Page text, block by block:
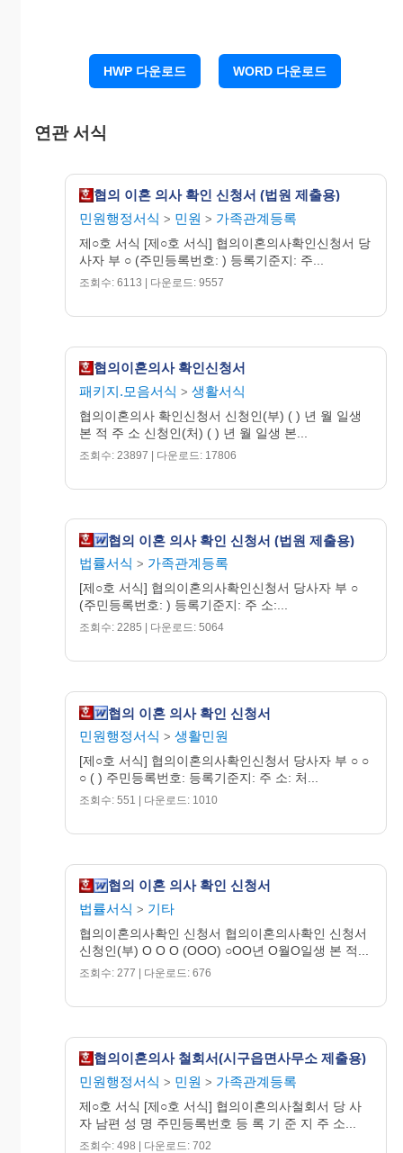
O월 O일
O O O (인)
OO가정법원 귀중
HWP 다운로드 WORD 다운로드
연관 서식
협의 이혼 의사 확인 신청서 (법원 제출용)
민원행정서식 > 민원 > 가족관계등록
제○호 서식 [제○호 서식] 협의이혼의사확인신청서 당
사자 부 ○ (주민등록번호: ) 등록기준지: 주...
조회수: 6113 | 다운로드: 9557
협의이혼의사 확인신청서
패키지.모음서식 > 생활서식
협의이혼의사 확인신청서 신청인(부) ( ) 년 월 일생
본 적 주 소 신청인(처) ( ) 년 월 일생 본...
조회수: 23897 | 다운로드: 17806
협의 이혼 의사 확인 신청서 (법원 제출용)
법률서식 > 가족관계등록
[제○호 서식] 협의이혼의사확인신청서 당사자 부 ○
(주민등록번호: ) 등록기준지: 주 소:...
조회수: 2285 | 다운로드: 5064
협의 이혼 의사 확인 신청서
민원행정서식 > 생활민원
[제○호 서식] 협의이혼의사확인신청서 당사자 부 ○ ○
○ ( ) 주민등록번호: 등록기준지: 주 소: 처...
조회수: 551 | 다운로드: 1010
협의 이혼 의사 확인 신청서
법률서식 > 기타
협의이혼의사확인 신청서 협의이혼의사확인 신청서
신청인(부) O O O (OOO) ○OO년 O월O일생 본 적...
조회수: 277 | 다운로드: 676
협의이혼의사 철회서(시구읍면사무소 제출용)
민원행정서식 > 민원 > 가족관계등록
제○호 서식 [제○호 서식] 협의이혼의사철회서 당 사
자 남편 성 명 주민등록번호 등 록 기 준 지 주 소...
조회수: 498 | 다운로드: 702